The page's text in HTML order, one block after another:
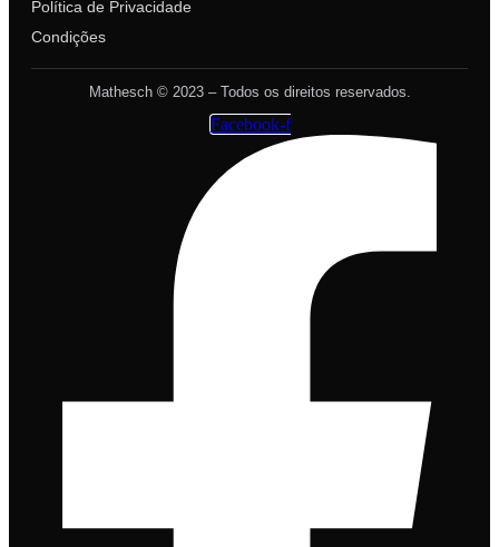
Política de Privacidade
Condições
Mathesch © 2023 – Todos os direitos reservados.
Facebook-f